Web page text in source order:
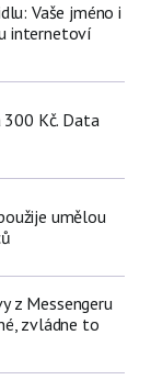
Vaše jméno i
internetoví
Kč. Data
umělou
z Messengeru
zvládne to